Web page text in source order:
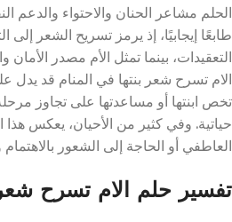
الحلم مشاعر الحنان والاحتواء والدعم
طابعًا إيجابيًا، إذ يرمز تسريح الشعر إلى
التعقيدات، بينما تمثل الأم مصدر
الام تسرح شعر بنتها في المنام قد يدل
تخص ابنتها أو مساعدتها على تجاوز
حياتية. وفي كثير من الأحيان، يعكس هذا
العاطفي أو الحاجة إلى الشعور بالاهتمام
تفسير حلم الام تسرح شعر